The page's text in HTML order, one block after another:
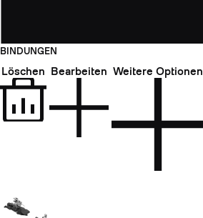
BINDUNGEN
Löschen Bearbeiten Weitere Optionen